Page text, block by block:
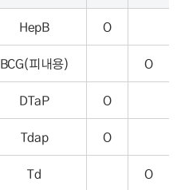
HepB
O
BCG(피내용) O
DTaP
O
Tdap
O
Td
O